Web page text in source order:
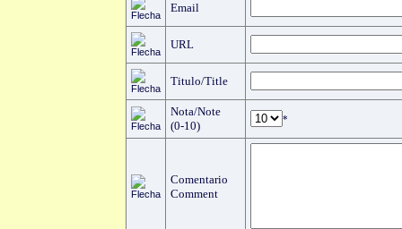
Email
URL
Titulo/Title
Nota/Note
(0-10)
*
Comentario
Comment